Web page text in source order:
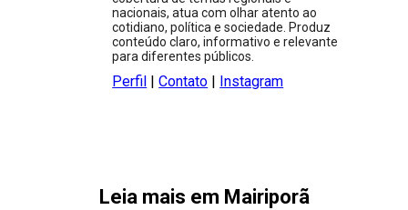
nacionais, atua com olhar atento ao
cotidiano, política e sociedade. Produz
conteúdo claro, informativo e relevante
para diferentes públicos.
Perfil |Contato | Instagram
Leia mais em Mairiporã